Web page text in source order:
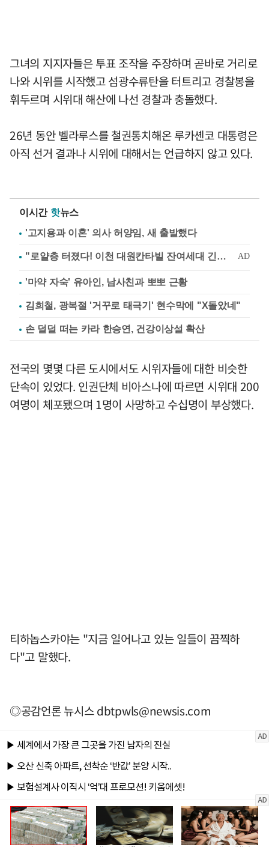
그녀의 지지자들은 투표 조작을 주장하며 곧바로 거리로
나와 시위를 시작했고 섬광수류탄을 터트리고 경찰봉을
휘두르며 시위대 해산에 나선 경찰과 충돌했다.
26년 동안 벨라루스를 철권통치해온 루카셴코 대통령은
아직 선거 결과나 시위에 대해서는 언급하지 않고 있다.
이시간 핫뉴스
'고지용과 이혼' 의사 허양임, 새 출발했다
'마약 자숙' 유아인, 남사친과 뽀뽀 근황
김희철, 광복절 '거꾸로 태극기' 현수막에 "X돌았네"
손 덜덜 떠는 카라 한승연, 건강이상설 확산
전국의 몇몇 다른 도시에서도 시위자들에 대한 비슷한
단속이 있었다. 인권단체 비아스나에 따르면 시위대 200
여명이 체포됐으며 1명이 사망하고 수십명이 부상했다.
티하놉스카야는 "지금 일어나고 있는 일들이 끔찍하
다"고 말했다.
◎공감언론 뉴시스dbtpwls@newsis.com